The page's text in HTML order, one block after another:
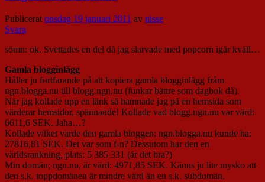
Publicerat onsdag 19 januari 2011 av nisse
Svara
sömn: ok. Svettades en del då jag slarvade med popcorn igår kväll…
Gamla blogginlägg
Håller ju fortfarande på att kopiera gamla blogginlägg fråm
ngn.blogga.nu till blogg.ngn.nu (funkar bättre som dagbok då).
När jag kollade upp en länk så hamnade jag på en hemsida som
värderar hemsidor, spännande! Kollade vad blogg.ngn.nu var värd:
6611,6 SEK. Jaha…?
Kollade vilket värde den gamla bloggen; ngn.blogga.nu kunde ha:
27816,81 SEK. Det var som f-n? Dessutom har den en
världsrankning, plats: 5 385 331 (är det bra?)
Min domän; ngn.nu, är värd: 4971,85 SEK. Känns ju lite mysko att
den s.k. toppdomänen är mindre värd än en s.k. subdomän.